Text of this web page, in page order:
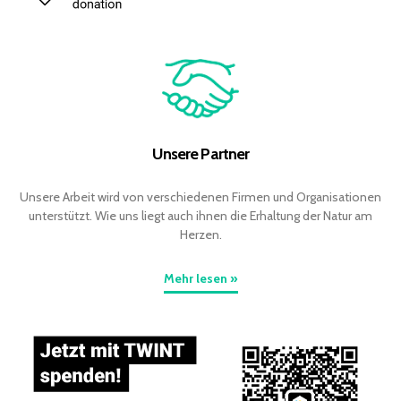
Unsere Partner
Unsere Arbeit wird von verschiedenen Firmen und Organisationen
unterstützt. Wie uns liegt auch ihnen die Erhaltung der Natur am
Herzen.
Mehr lesen »